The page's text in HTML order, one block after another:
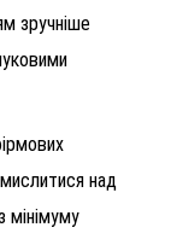
зручніше
над
мінімуму